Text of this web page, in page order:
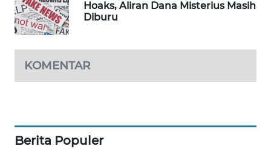
Hoaks, Aliran Dana Misterius Masih
Diburu
KOMENTAR
Berita Populer
WAHANA
HEALTH
WAHANA